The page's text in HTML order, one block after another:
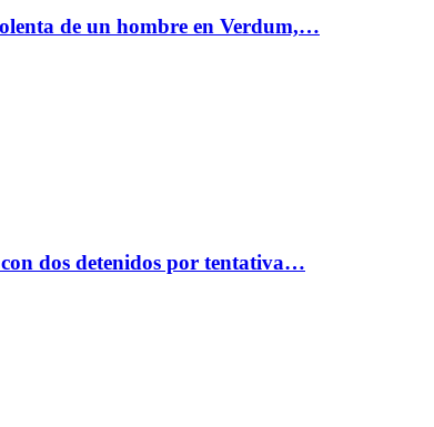
de un hombre en Verdum,…
dos detenidos por tentativa…